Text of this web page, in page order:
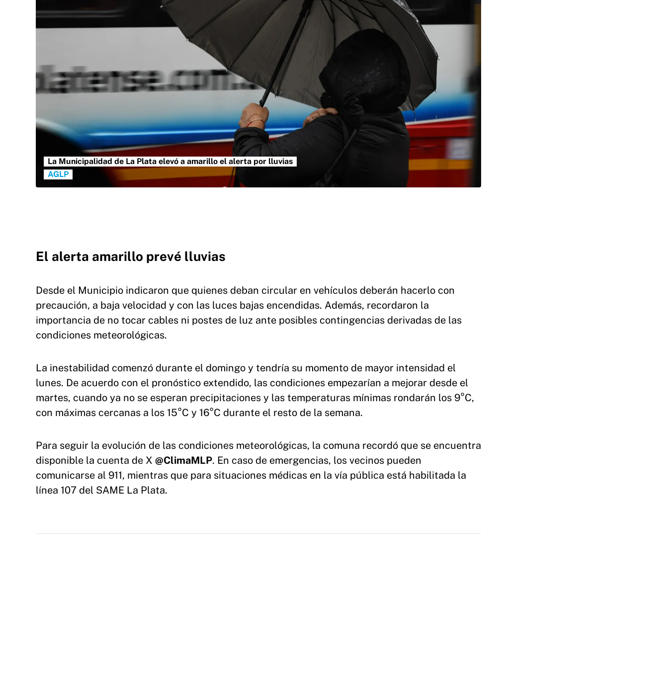
La Municipalidad de La Plata elevó a amarillo el alerta por lluvias
AGLP
El alerta amarillo prevé lluvias
Desde el Municipio indicaron que quienes deban circular en vehículos deberán hacerlo con
precaución, a baja velocidad y con las luces bajas encendidas. Además, recordaron la
importancia de no tocar cables ni postes de luz ante posibles contingencias derivadas de las
condiciones meteorológicas.
La inestabilidad comenzó durante el domingo y tendría su momento de mayor intensidad el
lunes. De acuerdo con el pronóstico extendido, las condiciones empezarían a mejorar desde el
martes, cuando ya no se esperan precipitaciones y las temperaturas mínimas rondarán los 9°C,
con máximas cercanas a los 15°C y 16°C durante el resto de la semana.
Para seguir la evolución de las condiciones meteorológicas, la comuna recordó que se encuentra
disponible la cuenta de X @ClimaMLP. En caso de emergencias, los vecinos pueden
comunicarse al 911, mientras que para situaciones médicas en la vía pública está habilitada la
línea 107 del SAME La Plata.